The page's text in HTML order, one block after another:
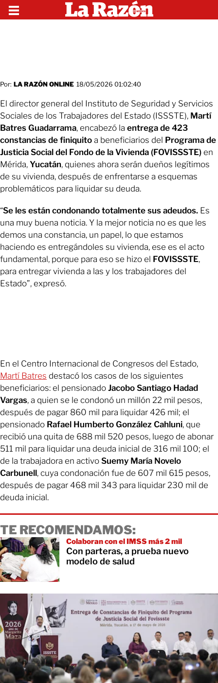
Por: LA RAZÓN ONLINE 18/05/2026 01:02:40
El director general del Instituto de Seguridad y Servicios
Sociales de los Trabajadores del Estado (ISSSTE), Martí
Batres Guadarrama, encabezó la entrega de 423
constancias de finiquito a beneficiarios del Programa de
Justicia Social del Fondo de la Vivienda (FOVISSSTE) en
Mérida, Yucatán, quienes ahora serán dueños legítimos
de su vivienda, después de enfrentarse a esquemas
problemáticos para liquidar su deuda.
“Se les están condonando totalmente sus adeudos. Es
una muy buena noticia. Y la mejor noticia no es que les
demos una constancia, un papel, lo que estamos
haciendo es entregándoles su vivienda, ese es el acto
fundamental, porque para eso se hizo el FOVISSSTE,
para entregar vivienda a las y los trabajadores del
Estado”, expresó.
En el Centro Internacional de Congresos del Estado,
Martí Batres destacó los casos de los siguientes
beneficiarios: el pensionado Jacobo Santiago Hadad
Vargas, a quien se le condonó un millón 22 mil pesos,
después de pagar 860 mil para liquidar 426 mil; el
pensionado Rafael Humberto González Cahluni, que
recibió una quita de 688 mil 520 pesos, luego de abonar
511 mil para liquidar una deuda inicial de 316 mil 100; el
de la trabajadora en activo Suemy María Novelo
Carbunell, cuya condonación fue de 607 mil 615 pesos,
después de pagar 468 mil 343 para liquidar 230 mil de
deuda inicial.
TE RECOMENDAMOS:
Colaboran con el IMSS más 2 mil
Con parteras, a prueba nuevo
modelo de salud